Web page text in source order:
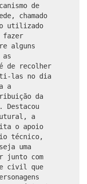
de
chamado
utilizado
fazer
alguns
as
de recolher
las no dia
a
da
a
o apoio
técnico,
uma
junto com
civil que